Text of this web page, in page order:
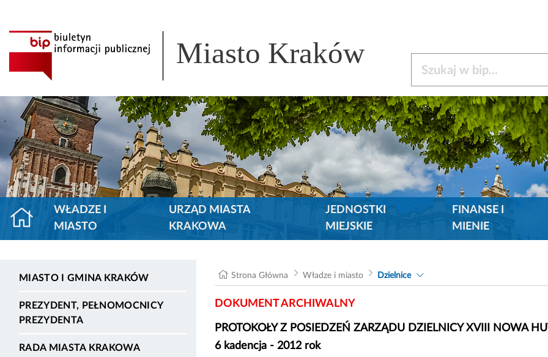
Miasto Kraków
WŁADZE I
MIASTO
URZĄD MIASTA
KRAKOWA
JEDNOSTKI
MIEJSKIE
FINANSE I
MIENIE
MIASTO I GMINA KRAKÓW
PREZYDENT, PEŁNOMOCNICY
PREZYDENTA
RADA MIASTA KRAKOWA
Strona Główna Władze i miasto Dzielnice
DOKUMENT ARCHIWALNY
PROTOKOŁY Z POSIEDZEŃ ZARZĄDU DZIELNICY XVIII NOWA
6 kadencja - 2012 rok